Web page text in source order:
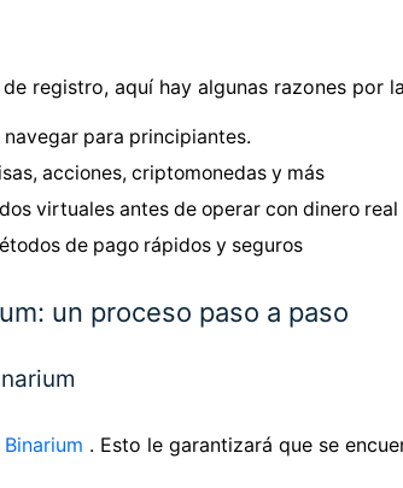
registro, aquí hay algunas razones por
para principiantes.
acciones, criptomonedas y más
virtuales antes de operar con dinero real
de pago rápidos y seguros
un proceso paso a paso
. Esto le garantizará que se